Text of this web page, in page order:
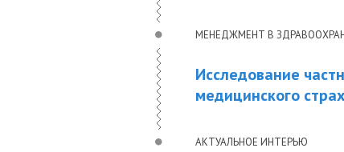
МЕНЕДЖМЕНТ В
Исследование
медицинского
АКТУАЛЬНОЕ ИНТЕРЬЮ